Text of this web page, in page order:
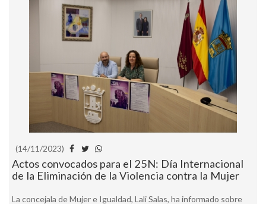
(14/11/2023)
Actos convocados para el 25N: Día Internacional
de la Eliminación de la Violencia contra la Mujer
La concejala de Mujer e Igualdad, Lali Salas, ha informado sobre